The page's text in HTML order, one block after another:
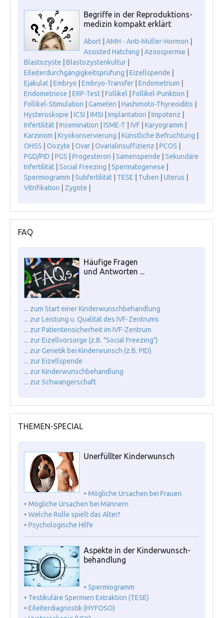
Begriffe in der Reproduktions-
medizin kompakt erklärt
Abort AMH - Anti-Müller-Hormon
Assisted Hatching
Azoospermie
Blastozyste
Blastozystenkultur
Eileiterdurchgängigkeitsprüfung
Eizellspende
Ejakulat
Embryo Embryo-Transfer Endometrium
Endometriose
ERP-Test Follikel Follikel-Punktion
Follikel-Stimulation
Gameten Hashimoto-Thyreoiditis
Hysteroskopie
ICSI IMSI Implantation Impotenz
Infertilität
Insemination ISME-T IVF Karyogramm
Karzinom
Kryokonservierung Künstliche Befruchtung
OHSS
Oozyte Ovar Ovarialinsuffizienz PCOS
PGD/PID
PGS Progesteron Samenspende
Sekundäre
Infertilität
Social Freezing Spermatogenese
Spermiogramm
Subfertilität TESE Tuben Uterus
Vitrifikation
Zygote
FAQ
Häufige Fragen
und Antworten ...
... zum Start einer Kinderwunschbehandlung
... zur Leistung u. Qualität des IVF-Zentrums
... zur Patientensicherheit im IVF-Zentrum
... zur Eizellvorsorge (z.B. "Social Freezing")
... zur Genetik bei Kinderwunsch (z.B. PID)
... zur Eizellspende
... zur Kinderwunschbehandlung
... zur Schwangerschaft
THEMEN-SPECIAL
Unerfüllter Kinderwunsch
• Mögliche Ursachen bei Frauen
• Mögliche Ursachen bei Männern
• Welche Rolle spielt das Alter?
• Psychologische Hilfe
Aspekte in der Kinderwunsch-
behandlung
• Spermiogramm
• Testikuläre Spermien Extraktion (TESE)
• Eileiterdiagnostik (HYFOSO)